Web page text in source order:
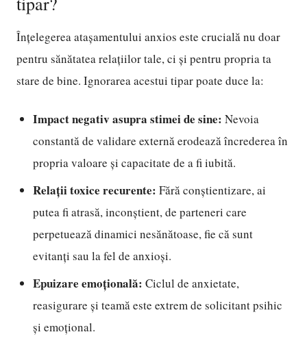
Înțelegerea atașamentului anxios este crucială nu doar
pentru sănătatea relațiilor tale, ci și pentru propria ta
stare de bine. Ignorarea acestui tipar poate duce la:
Impact negativ asupra stimei de sine: Nevoia
constantă de validare externă erodează încrederea în
propria valoare și capacitate de a fi iubită.
Relații toxice recurente: Fără conștientizare, ai
putea fi atrasă, inconștient, de parteneri care
perpetuează dinamici nesănătoase, fie că sunt
evitanți sau la fel de anxioși.
Epuizare emoțională: Ciclul de anxietate,
reasigurare și teamă este extrem de solicitant psihic
și emoțional.